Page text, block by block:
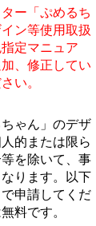
ー「ぷめるち
ン等使用取扱
定マニュア
、修正してい
い。
ちゃん」のデザ
的または限ら
を除いて、事
ります。以下
申請してくだ
料です。